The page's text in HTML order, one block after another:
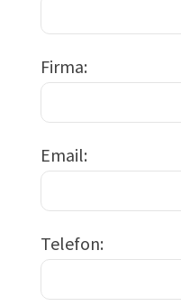
Firma
Email
Telefon